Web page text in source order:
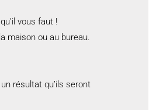
vous faut !
maison ou au bureau.
résultat qu’ils seront